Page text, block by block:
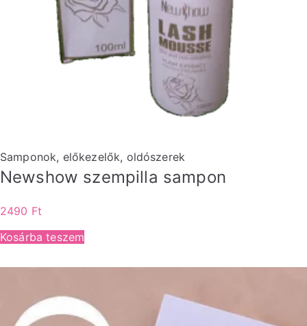
Samponok, előkezelők, oldószerek
Newshow szempilla sampon
2490 Ft
Kosárba teszem